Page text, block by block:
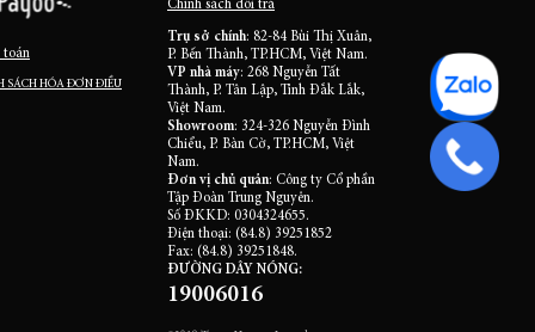
toán
SÁCH HÓA ĐƠN ĐIỀU
Chính sách đổi trả
Trụ sở chính: 82-84 Bùi Thị Xuân,
P. Bến Thành, TP.HCM, Việt Nam.
VP nhà máy: 268 Nguyễn Tất
Thành, P. Tân Lập, Tỉnh Đắk Lắk,
Việt Nam.
Showroom: 324-326 Nguyễn Đình
Chiểu, P. Bàn Cờ, TP.HCM, Việt
Nam.
Đơn vị chủ quản: Công ty Cổ phần
Tập Đoàn Trung Nguyên.
Số ĐKKD: 0304324655.
Điện thoại: (84.8) 39251852
Fax: (84.8) 39251848.
ĐƯỜNG DÂY NÓNG:
19006016